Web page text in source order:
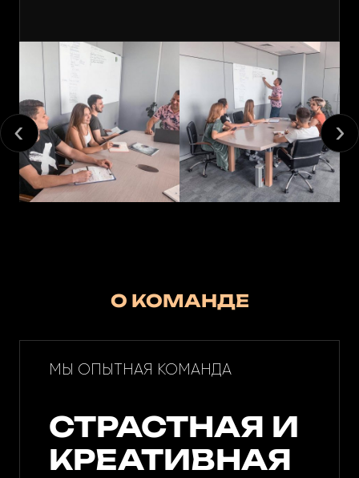
О КОМАНДЕ
МЫ ОПЫТНАЯ КОМАНДА
СТРАСТНАЯ И
КРЕАТИВНАЯ